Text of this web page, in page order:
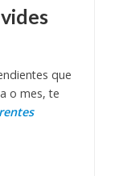
que
o mes, te